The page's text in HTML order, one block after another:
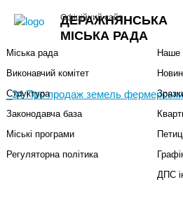
ДЕРАЖНЯНСЬКА
МІСЬКА РАДА
Офіційний сайт+ Створити
_34 Про продаж земель
Міський голова
Міська рада
Виконавчий комітет
Структура
Законодавча база
Міські програми
Регуляторна політика
Наше
ДПС